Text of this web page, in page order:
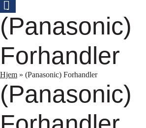
(Panasonic)
Forhandler
Hjem » (Panasonic) Forhandler
(Panasonic)